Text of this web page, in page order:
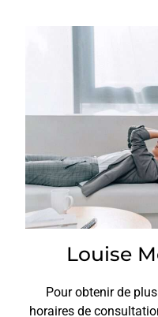
Louise
Pour obtenir de
horaires de